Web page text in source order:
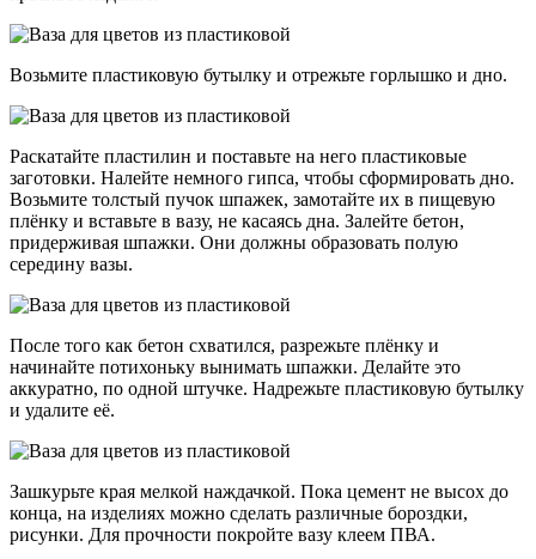
Возьмите пластиковую бутылку и отрежьте горлышко и дно.
Раскатайте пластилин и поставьте на него пластиковые
заготовки. Налейте немного гипса, чтобы сформировать дно.
Возьмите толстый пучок шпажек, замотайте их в пищевую
плёнку и вставьте в вазу, не касаясь дна. Залейте бетон,
придерживая шпажки. Они должны образовать полую
середину вазы.
После того как бетон схватился, разрежьте плёнку и
начинайте потихоньку вынимать шпажки. Делайте это
аккуратно, по одной штучке. Надрежьте пластиковую бутылку
и удалите её.
Зашкурьте края мелкой наждачкой. Пока цемент не высох до
конца, на изделиях можно сделать различные бороздки,
рисунки. Для прочности покройте вазу клеем ПВА.